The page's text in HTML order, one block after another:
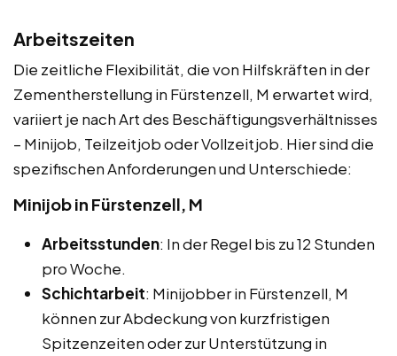
Arbeitszeiten
Die zeitliche Flexibilität, die von Hilfskräften in der
Zementherstellung in Fürstenzell, M erwartet wird,
variiert je nach Art des Beschäftigungsverhältnisses
– Minijob, Teilzeitjob oder Vollzeitjob. Hier sind die
spezifischen Anforderungen und Unterschiede:
Minijob in Fürstenzell, M
Arbeitsstunden: In der Regel bis zu 12 Stunden
pro Woche.
Schichtarbeit: Minijobber in Fürstenzell, M
können zur Abdeckung von kurzfristigen
Spitzenzeiten oder zur Unterstützung in